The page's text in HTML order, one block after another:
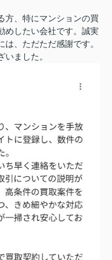
方、特にマンションの買
めしたい会社です。誠実
、ただただ感謝です。
ました。